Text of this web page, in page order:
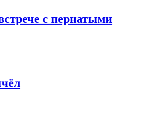
с пернатыми